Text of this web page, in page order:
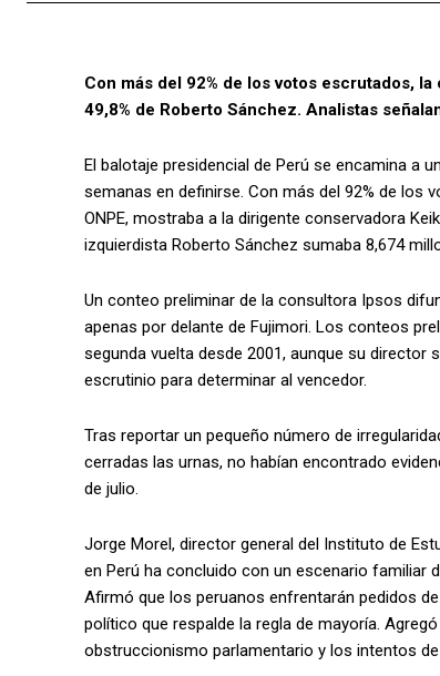
Con más del 92% de los votos escrutados,
49,8% de Roberto Sánchez. Analistas
El balotaje presidencial de Perú se encamina a
semanas en definirse. Con más del 92% de los
ONPE, mostraba a la dirigente conservadora
izquierdista Roberto Sánchez sumaba 8,674
Un conteo preliminar de la consultora Ipsos
apenas por delante de Fujimori. Los conteos
segunda vuelta desde 2001, aunque su
escrutinio para determinar al vencedor.
Tras reportar un pequeño número de
cerradas las urnas, no habían encontrado
de julio.
Jorge Morel, director general del Instituto de
en Perú ha concluido con un escenario familiar
Afirmó que los peruanos enfrentarán pedidos
político que respalde la regla de mayoría.
obstruccionismo parlamentario y los intentos